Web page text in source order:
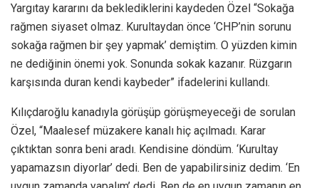
Yargıtay kararını da beklediklerini kaydeden Özel “Sokağa
rağmen siyaset olmaz. Kurultaydan önce ‘CHP’nin sorunu
sokağa rağmen bir şey yapmak’ demiştim. O yüzden kimin
ne dediğinin önemi yok. Sonunda sokak kazanır. Rüzgarın
karşısında duran kendi kaybeder” ifadelerini kullandı.
Kılıçdaroğlu kanadıyla görüşüp görüşmeyeceği de sorulan
Özel, “Maalesef müzakere kanalı hiç açılmadı. Karar
çıktıktan sonra beni aradı. Kendisine döndüm. ‘Kurultay
yapamazsın diyorlar’ dedi. Ben de yapabilirsiniz dedim. ‘En